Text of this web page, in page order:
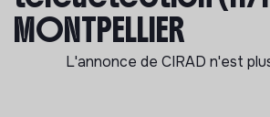
MONTPELLIER
L'annonce de CIRAD n'est